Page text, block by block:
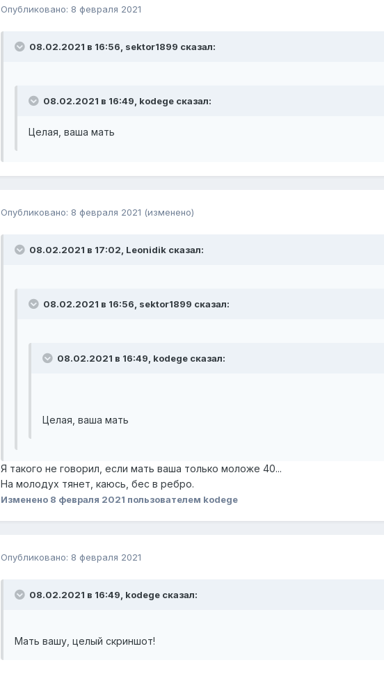
Опубликовано: 8 февраля 2021
08.02.2021 в 16:56, sektor1899 сказал:
08.02.2021 в 16:49, kodege сказал:
Целая, ваша мать
Опубликовано: 8 февраля 2021 (изменено)
08.02.2021 в 17:02, Leonidik сказал:
08.02.2021 в 16:56, sektor1899 сказал:
08.02.2021 в 16:49, kodege сказал:
Целая, ваша мать
Я такого не говорил, если мать ваша только моложе 40...
На молодух тянет, каюсь, бес в ребро.
Изменено 8 февраля 2021 пользователем kodege
Опубликовано: 8 февраля 2021
08.02.2021 в 16:49, kodege сказал:
Мать вашу, целый скриншот!